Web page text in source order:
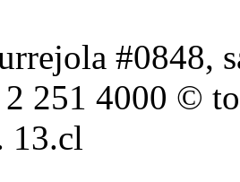
#0848,
251 4000 ©
13.cl